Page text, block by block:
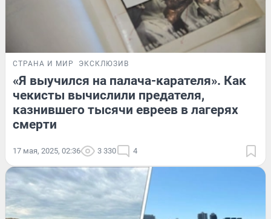
СТРАНА И МИР ЭКСКЛЮЗИВ
«Я выучился на палача-карателя». Как
чекисты вычислили предателя,
казнившего тысячи евреев в лагерях
смерти
17 мая, 2025, 02:36 3 330 4